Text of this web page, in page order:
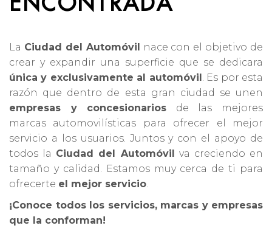
La Ciudad del Automóvil nace con el objetivo de
crear y expandir una superficie que se dedicara
única y exclusivamente al automóvil. Es por esta
razón que dentro de esta gran ciudad se unen
empresas y concesionarios de las mejores
marcas automovilísticas para ofrecer el mejor
servicio a los usuarios. Juntos y con el apoyo de
todos la Ciudad del Automóvil va creciendo en
tamaño y calidad. Estamos muy cerca de ti para
ofrecerte el mejor servicio.
¡Conoce todos los servicios, marcas y empresas
que la conforman!